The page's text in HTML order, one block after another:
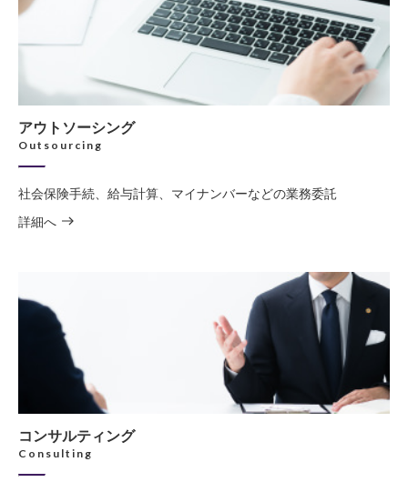
アウトソーシング
Outsourcing
社会保険手続、給与計算、マイナンバーなどの業務委託
詳細へ
コンサルティング
Consulting